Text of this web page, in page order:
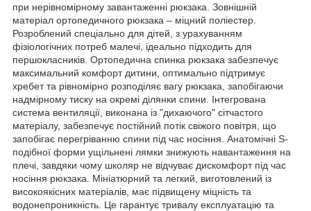
при нерівномірному завантаженні рюкзака. Зовнішній
матеріал ортопедичного рюкзака – міцний поліестер.
Розроблений спеціально для дітей, з урахуванням
фізіологічних потреб малечі, ідеально підходить для
першокласників. Ортопедична спинка рюкзака забезпечує
максимальний комфорт дитини, оптимально підтримує
хребет та рівномірно розподіляє вагу рюкзака, запобігаючи
надмірному тиску на окремі ділянки спини. Інтегрована
система вентиляції, виконана із "дихаючого" сітчастого
матеріалу, забезпечує постійний потік свіжого повітря, що
запобігає перегріванню спини під час носіння. Анатомічні S-
подібної форми ущільнені лямки знижують навантаження на
плечі, завдяки чому школяр не відчуває дискомфорт під час
носіння рюкзака. Мініатюрний та легкий, виготовлений із
високоякісних матеріалів, має підвищену міцність та
водонепроникність. Це гарантує тривалу експлуатацію та